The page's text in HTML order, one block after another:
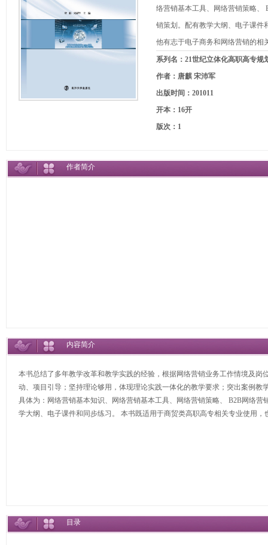
络营销基本工具、网络营销策略、
销策划。配有教学大纲、电子课件
他有志于电子商务和网络营销的相
系列名：21世纪立体化高职高专规
作者：唐麒 宋沛军
出版时间：201011
开本：16开
版次：1
作者简介
内容简介
本书总结了多年教学改革和教学实践的经验，根据网络营销业务工作情境及
动、项目引导；坚持理论够用，体现理论实践一体化的教学要求；突出案例
具体为：网络营销基本知识、网络营销基本工具、网络营销策略、 B2B网络
学大纲、电子课件和同步练习。 本书既适用于商贸类高职高专相关专业使用
目录